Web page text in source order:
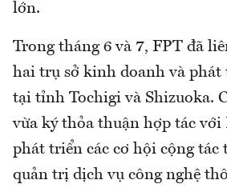
lớn.
Trong tháng 6 và 7, FPT đã
hai trụ sở kinh doanh và
tại tỉnh Tochigi và Shizuoka.
vừa ký thỏa thuận hợp tác
phát triển các cơ hội cộng
quản trị dịch vụ công nghệ